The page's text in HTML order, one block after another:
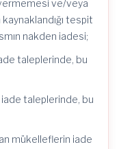
ve/veya
tespit
nakden iadesi;
taleplerinde, bu
iade taleplerinde, bu
mükelleflerin iade